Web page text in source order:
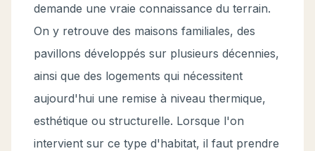
demande une vraie connaissance du terrain.
On y retrouve des maisons familiales, des
pavillons développés sur plusieurs décennies,
ainsi que des logements qui nécessitent
aujourd'hui une remise à niveau thermique,
esthétique ou structurelle. Lorsque l'on
intervient sur ce type d'habitat, il faut prendre